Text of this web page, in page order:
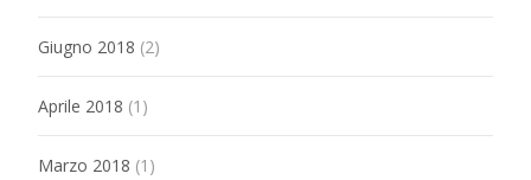
Giugno 2018 (2)
Aprile 2018 (1)
Marzo 2018 (1)